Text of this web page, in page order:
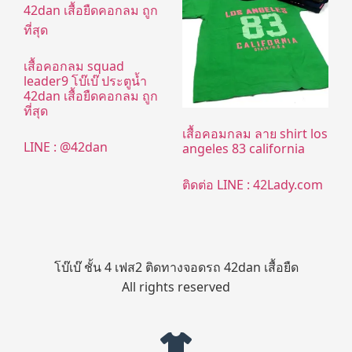
เสื้อคอกลม squad
leader9 โบ๊เบ๊ ประตูน้ำ
42dan เสื้อยืดคอกลม ถูก
ที่สุด
LINE : @42dan
เสื้อคอมกลม ลาย shirt los
angeles 83 california
ติดต่อ LINE : 42Lady.com
โบ๊เบ๊ ชั้น 4 เฟส2 ติดทางจอดรถ 42dan เสื้อยืด
All rights reserved